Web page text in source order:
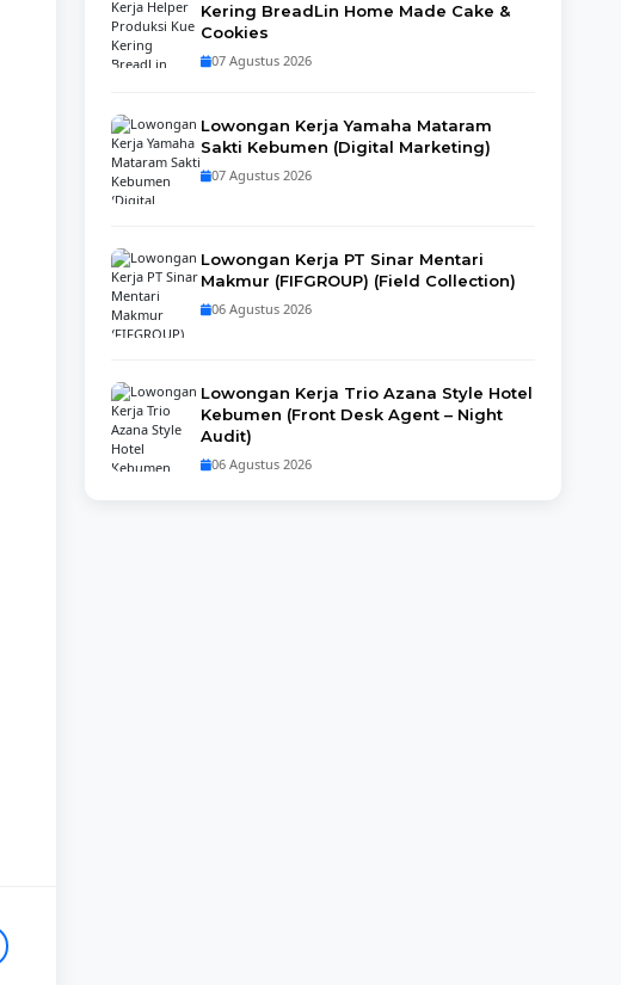
Kering BreadLin Home Made Cake &
Cookies
07 Agustus 2026
Lowongan Kerja Yamaha Mataram
Sakti Kebumen (Digital Marketing)
07 Agustus 2026
Lowongan Kerja PT Sinar Mentari
Makmur (FIFGROUP) (Field Collection)
06 Agustus 2026
Lowongan Kerja Trio Azana Style Hotel
Kebumen (Front Desk Agent – Night
Audit)
06 Agustus 2026